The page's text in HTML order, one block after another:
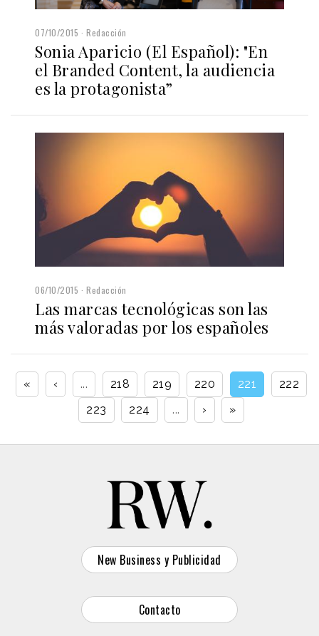
07/10/2015 Redacción
Sonia Aparicio (El Español): "En
el Branded Content, la audiencia
es la protagonista”
06/10/2015 Redacción
Las marcas tecnológicas son las
más valoradas por los españoles
« ‹ ... 218 219 220 221
222
223
224 ... › »
New Business y Publicidad
Contacto